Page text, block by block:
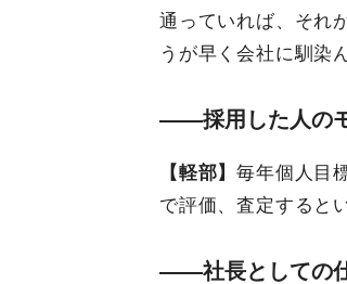
通っていれば、それ
うが早く会社に馴染
――採用した人の
【軽部】毎年個人目
で評価、査定すると
――社長としての仕